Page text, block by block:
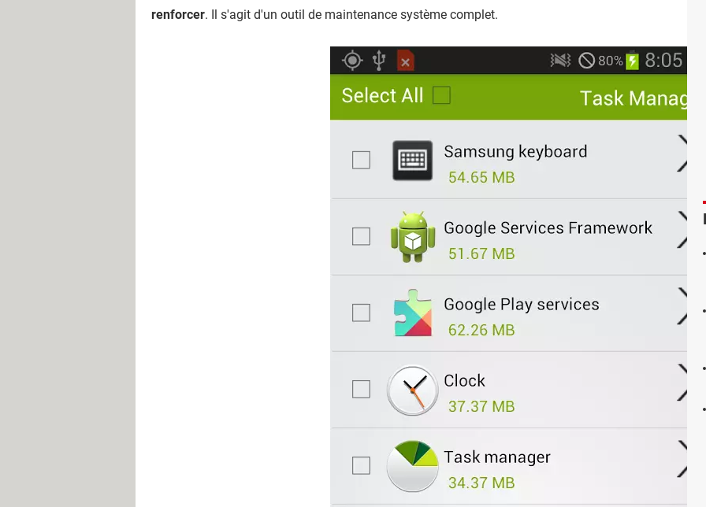
renforcer. Il s'agit d'un outil de maintenance système complet.